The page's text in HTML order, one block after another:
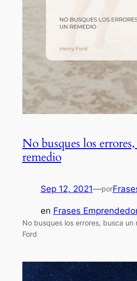
No busques los
remedio
Sep 12, 2021—por
en Frases
No busques los errores, busca un
Ford